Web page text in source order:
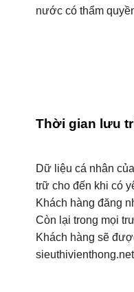
nước có thẩm
Thời gian lưu
Dữ liệu cá nhân
trữ cho đến khi có
Khách hàng đăng
Còn lại trong mọi
Khách hàng sẽ
sieuthivienthong.net